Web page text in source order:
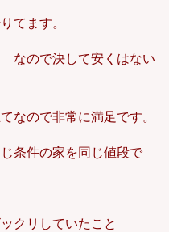
てます。
ので決して安くはない
なので非常に満足です。
条件の家を同じ値段で
クリしていたこと